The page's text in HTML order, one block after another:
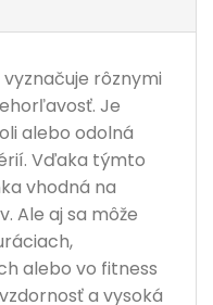
vyznačuje rôznymi
Je
alebo odolná
Vďaka týmto
vhodná na
Ale aj sa môže
alebo vo fitness
a vysoká